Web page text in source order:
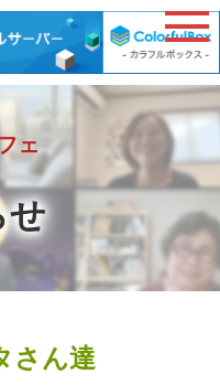
ェ
せ
さん達